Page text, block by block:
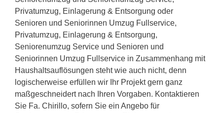
Privatumzug, Einlagerung & Entsorgung oder
Senioren und Seniorinnen Umzug Fullservice,
Privatumzug, Einlagerung & Entsorgung,
Seniorenumzug Service und Senioren und
Seniorinnen Umzug Fullservice in Zusammenhang mit
Haushaltsauflösungen steht wie auch nicht, denn
logischerweise erfüllen wir Ihr Projekt gern ganz
maßgeschneidert nach Ihren Vorgaben. Kontaktieren
Sie Fa. Chirillo, sofern Sie ein Angebo für